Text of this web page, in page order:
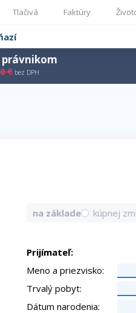
Tlačivá Faktúry
€ bez DPH
na základe kúpnej
Prijímateľ:
Meno a priezvisko:
Trvalý pobyt:
Dátum narodenia: